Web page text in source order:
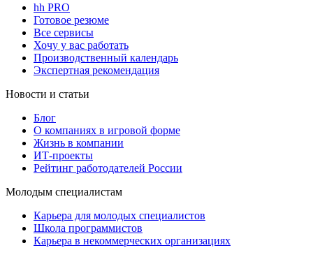
hh PRO
Готовое резюме
Все сервисы
Хочу у вас работать
Производственный календарь
Экспертная рекомендация
Новости и статьи
Блог
О компаниях в игровой форме
Жизнь в компании
ИТ-проекты
Рейтинг работодателей России
Молодым специалистам
Карьера для молодых специалистов
Школа программистов
Карьера в некоммерческих организациях